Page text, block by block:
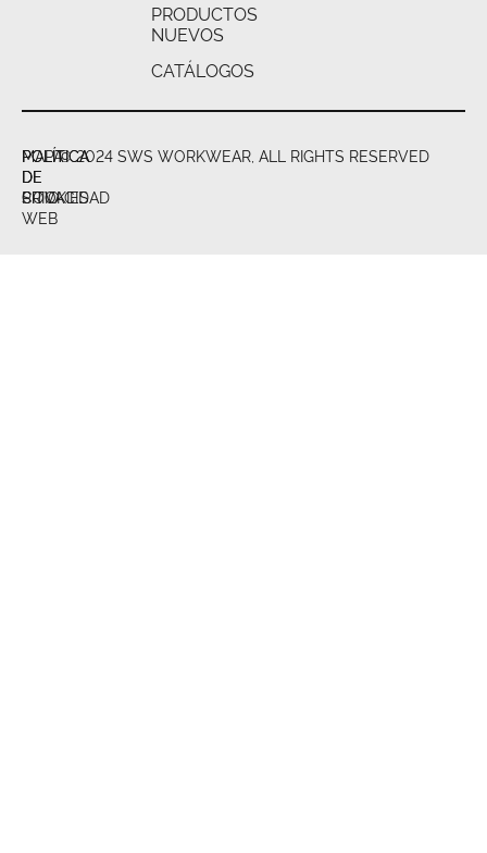
PRODUCTOS
NUEVOS
CATÁLOGOS
© 2024 SWS WORKWEAR, ALL RIGHTS RESERVED
POLÍTICA
DE
PRIVACIDAD
POLÍTICA
DE
COOKIES
MAPA
DE
SITIO
WEB